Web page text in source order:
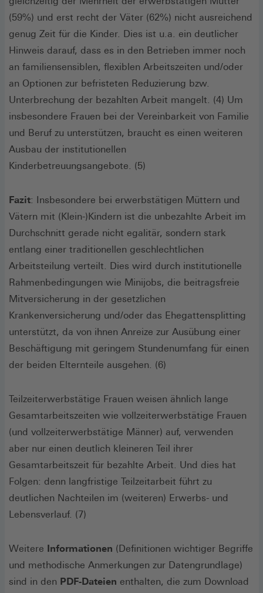
(59%) und erst recht der Väter (62%) nicht ausreichend
genug Zeit für die Kinder. Dies ist u.a. ein deutlicher
Hinweis darauf, dass es in den Betrieben immer noch
an familiensensiblen, flexiblen Arbeitszeiten und/oder
an Optionen zur befristeten Reduzierung bzw.
Unterbrechung der bezahlten Arbeit mangelt. (4) Um
insbesondere Frauen bei der Vereinbarkeit von Familie
und Beruf zu unterstützen, braucht es einen weiteren
Ausbau der institutionellen
Kinderbetreuungsangebote. (5)
Fazit: Insbesondere bei erwerbstätigen Müttern und
Vätern mit (Klein-)Kindern ist die unbezahlte Arbeit im
Durchschnitt gerade nicht egalitär, sondern stark
entlang einer traditionellen geschlechtlichen
Arbeitsteilung verteilt. Dies wird durch institutionelle
Rahmenbedingungen wie Minijobs, die beitragsfreie
Mitversicherung in der gesetzlichen
Krankenversicherung und/oder das Ehegattensplitting
unterstützt, da von ihnen Anreize zur Ausübung einer
Beschäftigung mit geringem Stundenumfang für einen
der beiden Elternteile ausgehen. (6)
Teilzeiterwerbstätige Frauen weisen ähnlich lange
Gesamtarbeitszeiten wie vollzeiterwerbstätige Frauen
(und vollzeiterwerbstätige Männer) auf, verwenden
aber nur einen deutlich kleineren Teil ihrer
Gesamtarbeitszeit für bezahlte Arbeit. Und dies hat
Folgen: denn langfristige Teilzeitarbeit führt zu
deutlichen Nachteilen im (weiteren) Erwerbs- und
Lebensverlauf. (7)
Weitere Informationen (Definitionen wichtiger Begriffe
und methodische Anmerkungen zur Datengrundlage)
sind in den PDF-Dateien enthalten, die zum Download